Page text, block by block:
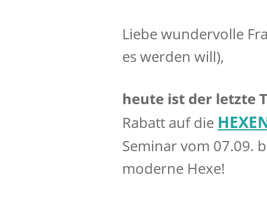
Liebe wundervolle
es werden will),
heute ist der letzte
Rabatt auf die
Seminar vom 07.09.
moderne Hexe!